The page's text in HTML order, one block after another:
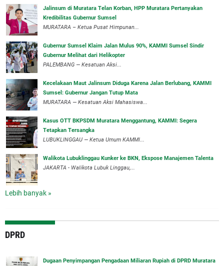
‎Jalinsum di Muratara Telan Korban, HPP Muratara Pertanyakan
Kredibilitas Gubernur Sumsel
MURATARA – Ketua Pusat Himpunan...
‎Gubernur Sumsel Klaim Jalan Mulus 90%, KAMMI Sumsel Sindir
Gubernur Melihat dari Helikopter
‎PALEMBANG — Kesatuan Aksi...
‎Kecelakaan Maut Jalinsum Diduga Karena Jalan Berlubang, KAMMI
Sumsel: Gubernur Jangan Tutup Mata
‎MURATARA — Kesatuan Aksi Mahasiswa...
‎Kasus OTT BKPSDM Muratara Menggantung, KAMMI: Segera
Tetapkan Tersangka
‎LUBUKLINGGAU — Ketua Umum KAMMI...
Walikota Lubuklinggau Kunker ke BKN, Ekspose Manajemen Talenta
JAKARTA - Walikota Lubuk Linggau,...
Lebih banyak »
DPRD
‎Dugaan Penyimpangan Pengadaan Miliaran Rupiah di DPRD Muratara